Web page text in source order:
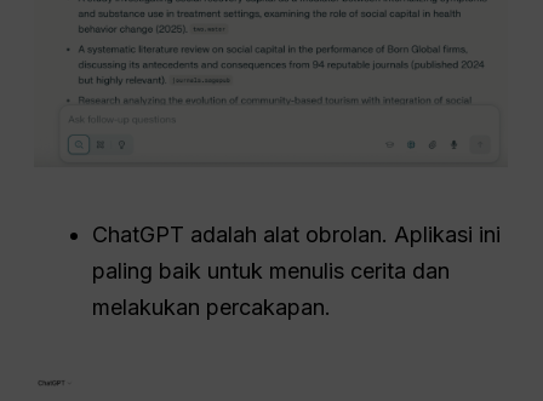
ChatGPT adalah alat obrolan. Aplikasi ini
paling baik untuk menulis cerita dan
melakukan percakapan.